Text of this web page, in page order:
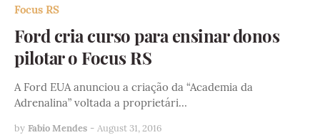
Focus RS
Ford cria curso para ensinar donos
pilotar o Focus RS
A Ford EUA anunciou a criação da “Academia da
Adrenalina” voltada a proprietári…
by Fabio Mendes - August 31, 2016